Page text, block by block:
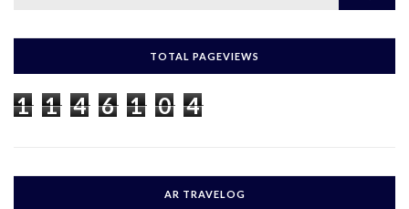
c
f
r
:
TOTAL PAGEVIEWS
1 1 4 6 1 0 4
AR TRAVELOG